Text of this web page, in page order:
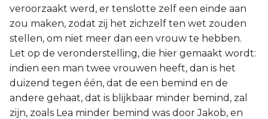
veroorzaakt werd, er tenslotte zelf een einde aan
zou maken, zodat zij het zichzelf ten wet zouden
stellen, om niet meer dan een vrouw te hebben.
Let op de veronderstelling, die hier gemaakt wordt:
indien een man twee vrouwen heeft, dan is het
duizend tegen één, dat de een bemind en de
andere gehaat, dat is blijkbaar minder bemind, zal
zijn, zoals Lea minder bemind was door Jakob, en